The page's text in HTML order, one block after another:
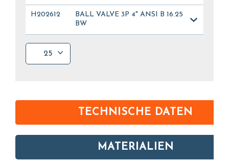
H202612
BALL VALVE 3P 4" ANSI B 16.25
BW
25
TECHNISCHE DATEN
MATERIALIEN